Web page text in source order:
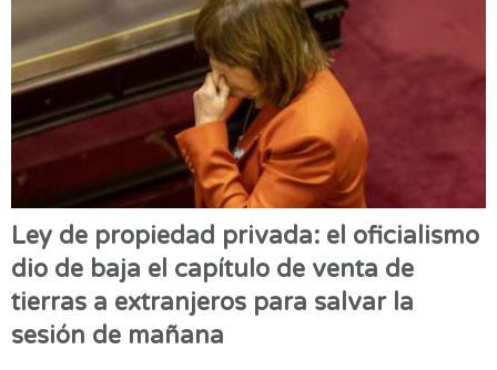
Ley de propiedad privada: el oficialismo
dio de baja el capítulo de venta de
tierras a extranjeros para salvar la
sesión de mañana